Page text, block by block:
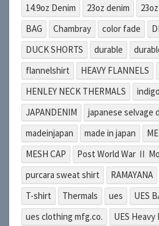
14.9oz Denim 23oz denim
BAG
Chambray color fade
DUCK SHORTS
durable
flannelshirt
HEAVY FLANNELS
HENLEY NECK THERMALS
indigo
JAPANDENIM
japanese selvage
madeinjapan
made in japan
MESH CAP
Post World War Ⅱ
purcara sweat shirt
RAMAYANA
T-shirt
Thermals ues
UES
ues clothing mfg.co.
UES Heavy